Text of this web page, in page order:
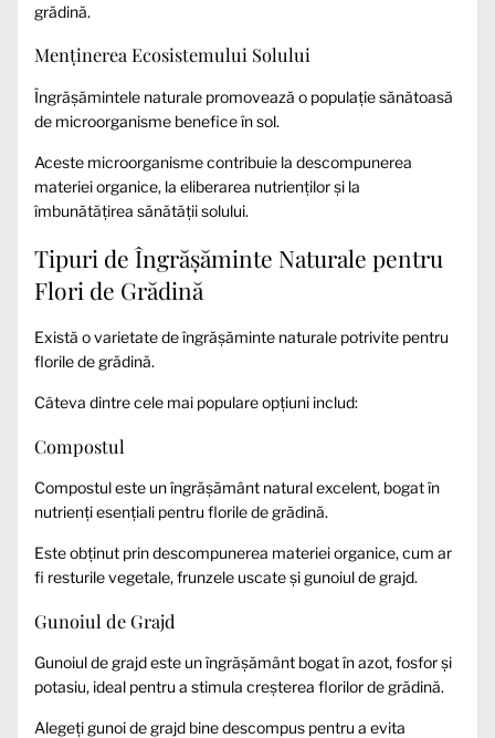
grădină.
Menținerea Ecosistemului Solului
Îngrășămintele naturale promovează o populație sănătoasă
de microorganisme benefice în sol.
Aceste microorganisme contribuie la descompunerea
materiei organice, la eliberarea nutrienților și la
îmbunătățirea sănătății solului.
Tipuri de Îngrășăminte Naturale pentru
Flori de Grădină
Există o varietate de îngrășăminte naturale potrivite pentru
florile de grădină.
Câteva dintre cele mai populare opțiuni includ:
Compostul
Compostul este un îngrășământ natural excelent, bogat în
nutrienți esențiali pentru florile de grădină.
Este obținut prin descompunerea materiei organice, cum ar
fi resturile vegetale, frunzele uscate și gunoiul de grajd.
Gunoiul de Grajd
Gunoiul de grajd este un îngrășământ bogat în azot, fosfor și
potasiu, ideal pentru a stimula creșterea florilor de grădină.
Alegeți gunoi de grajd bine descompus pentru a evita